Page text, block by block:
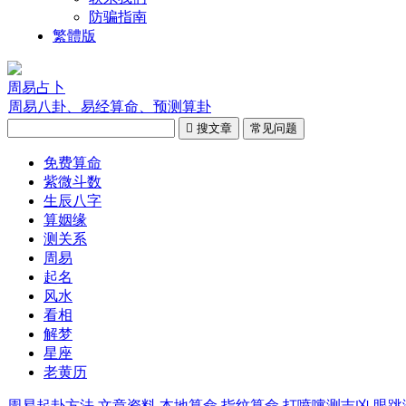
防骗指南
繁體版
周易占卜
周易八卦、易经算命、预测算卦
 搜文章 常见问题
免费算命
紫微斗数
生辰八字
算姻缘
测关系
周易
起名
风水
看相
解梦
星座
老黄历